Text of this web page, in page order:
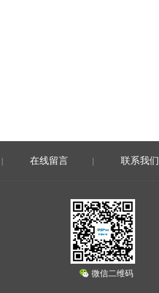
| 在线留言 | 联系我们
微信二维码